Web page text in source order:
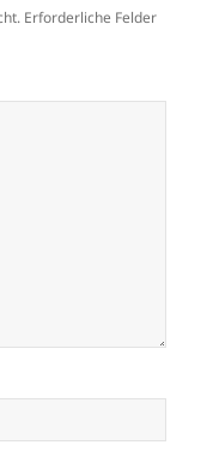
Erforderliche Felder